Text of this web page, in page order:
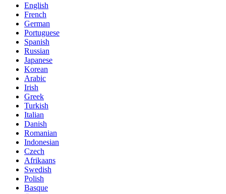
English
French
German
Portuguese
Spanish
Russian
Japanese
Korean
Arabic
Irish
Greek
Turkish
Italian
Danish
Romanian
Indonesian
Czech
Afrikaans
Swedish
Polish
Basque